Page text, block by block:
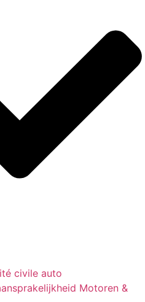
civile auto
Motoren &